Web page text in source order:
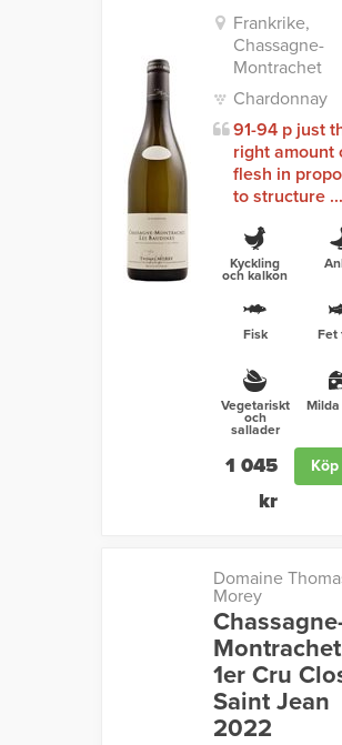
Frankrike,
Chassagne-
Montrachet
Chardonnay
91-94 p just
right amount
flesh in
to structure ...
Kyckling
och kalkon
Fisk Fet
Vegetariskt
och
sallader
1 045
kr
Köp
Domaine
Morey
Montrachet
1er Cru
Saint Jean
2022